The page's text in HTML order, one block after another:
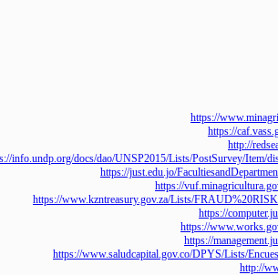
https://
https://
http://
https://info.undp.org/docs/dao/UNSP2015/Lists/PostSurvey/
https://just.edu.jo/
https://
https://www.kzntreasury.gov.za/Lists/
https://
https://
https://
https://www.saludcapital.gov.co/DPYS/Lists/